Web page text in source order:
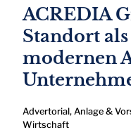
ACREDIA
Standort
modernen
Advertorial, Anlage &
Wirtschaft